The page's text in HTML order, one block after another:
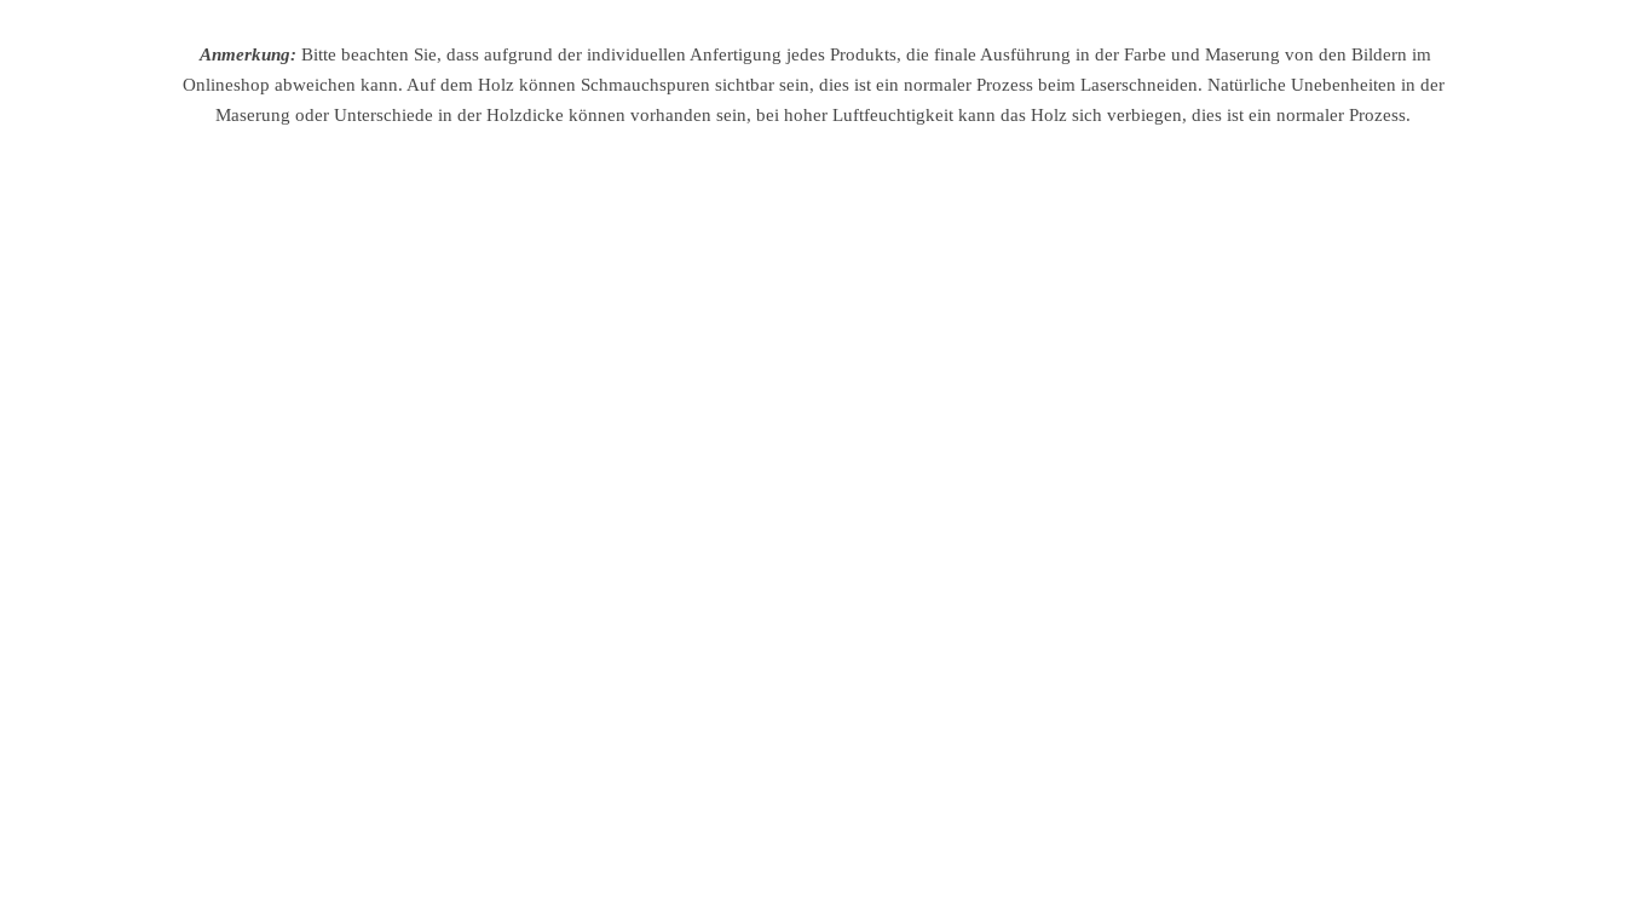
Anmerkung: Bitte beachten Sie, dass aufgrund der individuellen Anfertigung jedes Produkts, die finale Ausführung in der Farbe und Maserung von den Bildern im
Onlineshop abweichen kann. Auf dem Holz können Schmauchspuren sichtbar sein, dies ist ein normaler Prozess beim Laserschneiden. Natürliche Unebenheiten in der
Maserung oder Unterschiede in der Holzdicke können vorhanden sein, bei hoher Luftfeuchtigkeit kann das Holz sich verbiegen, dies ist ein normaler Prozess.